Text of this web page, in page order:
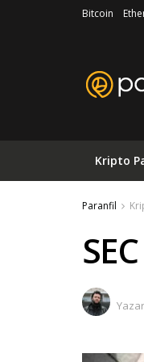
Bitcoin
Kripto
Paranfil